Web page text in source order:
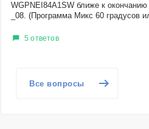
WGPNEI84A1SW ближе к
_08. (Программа Микс 60 градусов
5 ответов
Все вопросы